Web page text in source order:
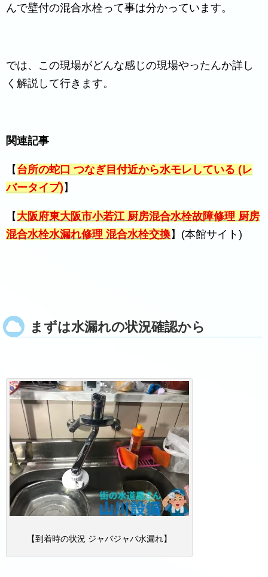
んで壁付の混合水栓って事は分かっています。
では、この現場がどんな感じの現場やったんか詳し
く解説して行きます。
関連記事
【 台所の蛇口 つなぎ目付近から水モレしている (レ
バータイプ) 】
【 大阪府東大阪市小若江 厨房混合水栓故障修理 厨房
混合水栓水漏れ修理 混合水栓交換】(本館サイト)
まずは水漏れの状況確認から
【到着時の状況 ジャバジャバ水漏れ】